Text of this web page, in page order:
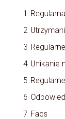
1
2
3
4 Unikanie
5
6
7 Faqs